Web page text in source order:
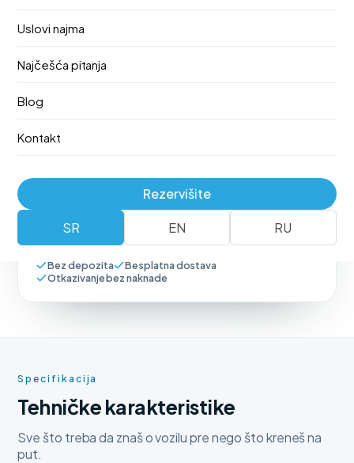
Uslovi najma
Najčešća pitanja
Blog
Kontakt
Rezervišite
SR EN RU
Automatik
Preuzimanje
Lokacija preuzimanja
Rezerviši vozilo +381 62 183 54 00
Bez depozita
Besplatna dostava
Otkazivanje bez naknade
Specifikacija
Tehničke karakteristike
Sve što treba da znaš o vozilu pre nego što kreneš na
put.